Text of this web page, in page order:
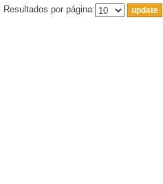
Resultados por página: